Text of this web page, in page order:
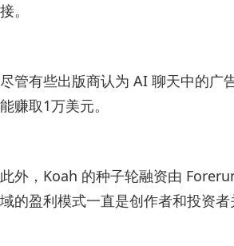
接。
尽管有些出版商认为 AI 聊天中的
能赚取1万美元。
此外，Koah 的种子轮融资由
域的盈利模式一直是创作者和投资